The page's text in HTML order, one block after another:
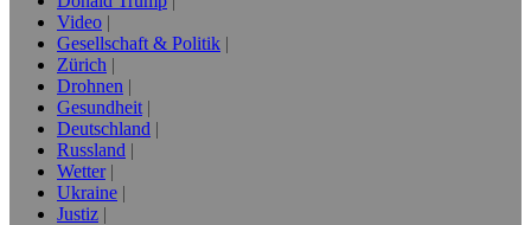
Video
Gesellschaft & Politik
Zürich
Drohnen
Gesundheit
Deutschland
Russland
Wetter
Ukraine
Justiz